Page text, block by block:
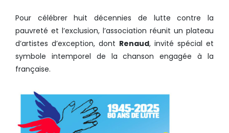
Pour célébrer huit décennies de lutte contre la
pauvreté et l’exclusion, l’association réunit un plateau
d’artistes d’exception, dont Renaud, invité spécial et
symbole intemporel de la chanson engagée à la
française.